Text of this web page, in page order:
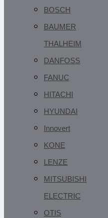
BOSCH
BAUMER
THALHEIM
DANFOSS
FANUC
HITACHI
HYUNDAI
Innovert
KONE
LENZE
MITSUBISHI
ELECTRIC
OTIS